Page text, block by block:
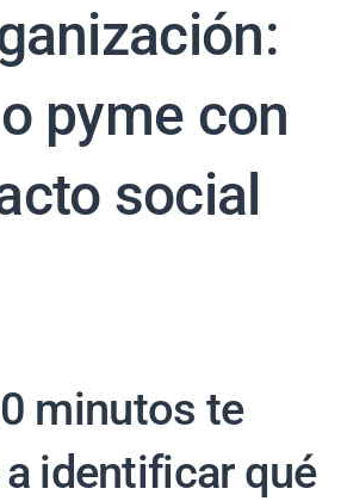
pyme con
social
minutos te
identificar qué